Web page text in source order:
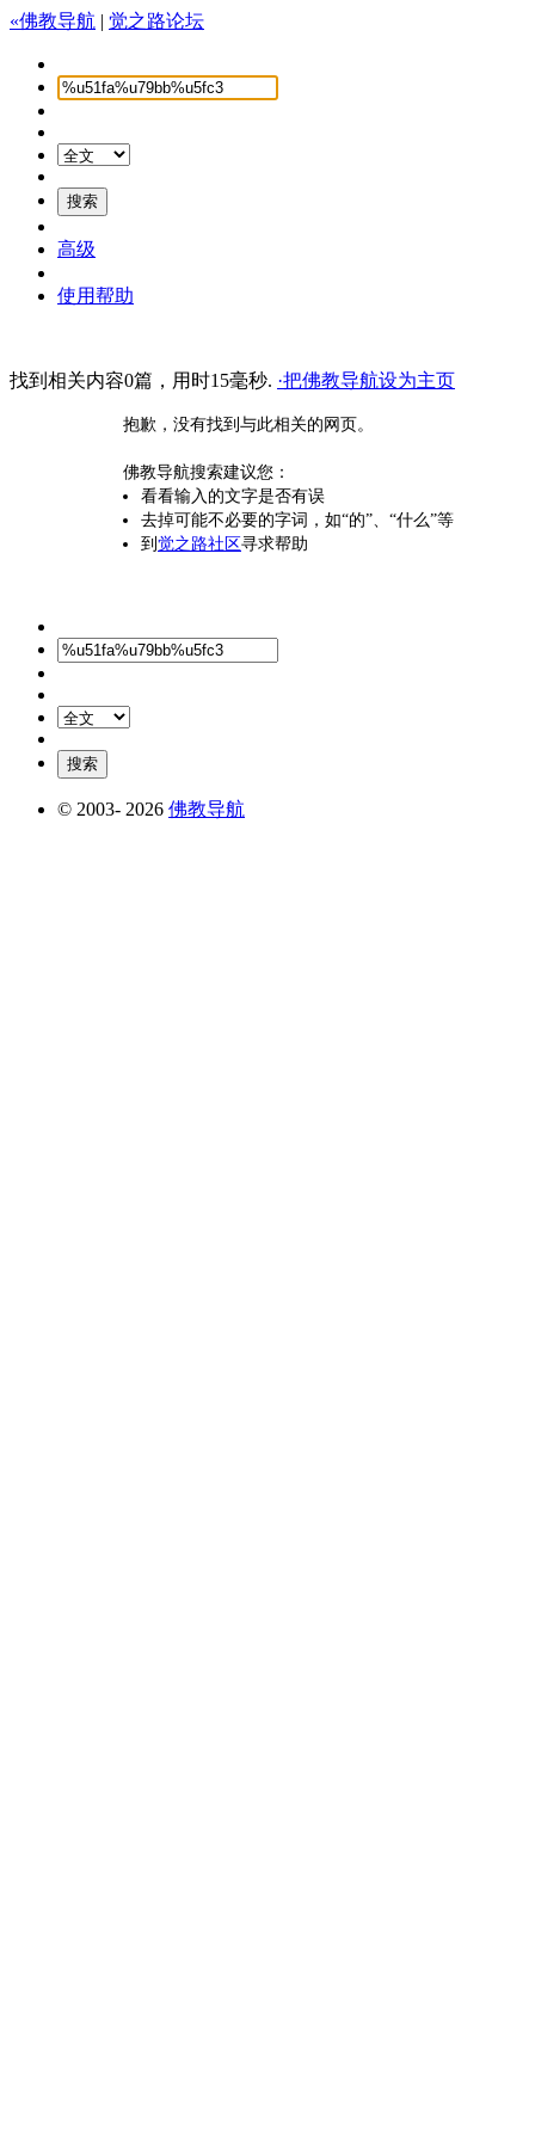
«佛教导航 | 觉之路论坛
高级
使用帮助
找到相关内容0篇，用时15毫秒. ·把佛教导航设为主页
抱歉，没有找到与此相关的网页。
佛教导航搜索建议您：
看看输入的文字是否有误
去掉可能不必要的字词，如“的”、“什么”等
到 觉之路社区寻求帮助
© 2003- 2026 佛教导航